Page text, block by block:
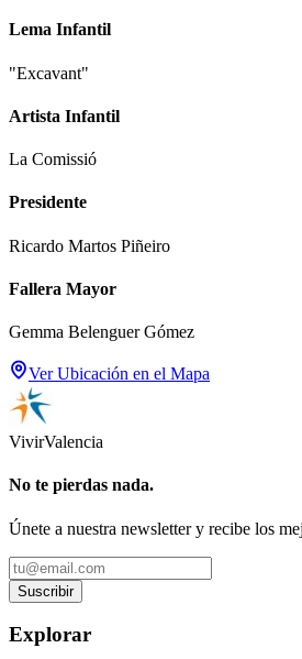
Lema Infantil
"Excavant"
Artista Infantil
La Comissió
Presidente
Ricardo Martos Piñeiro
Fallera Mayor
Gemma Belenguer Gómez
Ver Ubicación en el Mapa
VivirValencia
No te pierdas nada.
Únete a nuestra newsletter y recibe los
Suscribir
Explorar